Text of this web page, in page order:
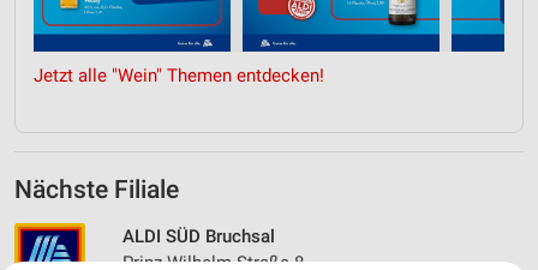
Jetzt alle "Wein" Themen entdecken!
Nächste Filiale
ALDI SÜD Bruchsal
Prinz-Wilhelm-Straße 8